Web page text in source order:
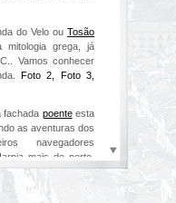
do Velo ou Tosão
grega, já
Vamos conhecer
Foto 2,
Foto 3,
fachada poenteesta
as aventuras dos
navegadores
mais de perto.
10, Foto 11, Foto 12,